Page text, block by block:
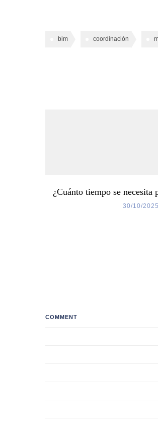
bim coordinación
¿Cuánto tiempo se necesita
30/10/2025
COMMENT